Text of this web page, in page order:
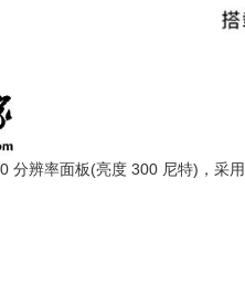
率面板(亮度 300 尼特)，采用